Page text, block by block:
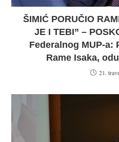
ŠIMIĆ PORUČIO
JE I TEBI” –
Federalnog MUP-a:
Rame Isaka,
21.